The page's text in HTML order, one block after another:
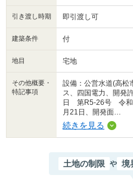
引き渡し時期 即引渡し可
建築条件 付
地目 宅地
その他概要・
特記事項
設備：公営水道(高
ス、四国電力、開発
日 第R5-26号 令
月21日、開発面…
続きを見る
土地の制限 や 境